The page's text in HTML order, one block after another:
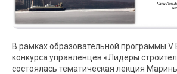
В рамках образовательной программы V
конкурса управленцев «Лидеры
состоялась тематическая лекция